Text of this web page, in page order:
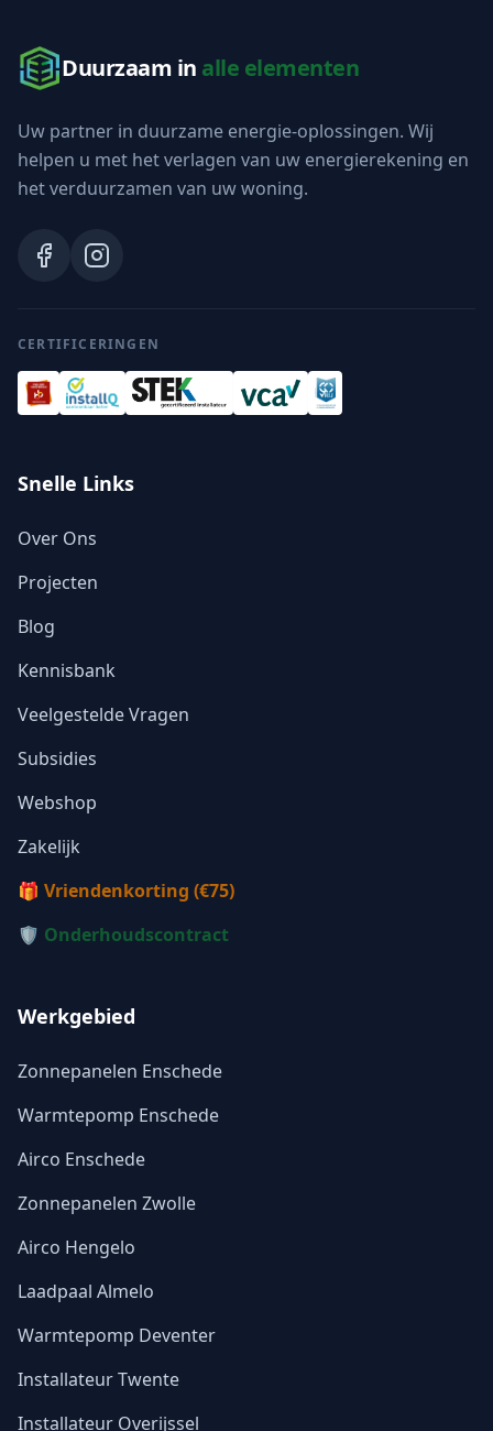
Duurzaam in alle elementen
Uw partner in duurzame energie-oplossingen. Wij
helpen u met het verlagen van uw energierekening en
het verduurzamen van uw woning.
CERTIFICERINGEN
Snelle Links
Over Ons
Projecten
Blog
Kennisbank
Veelgestelde Vragen
Subsidies
Webshop
Zakelijk
🎁 Vriendenkorting (€75)
🛡️ Onderhoudscontract
Werkgebied
Zonnepanelen Enschede
Warmtepomp Enschede
Airco Enschede
Zonnepanelen Zwolle
Airco Hengelo
Laadpaal Almelo
Warmtepomp Deventer
Installateur Twente
Installateur Overijssel